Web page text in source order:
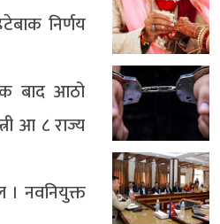
निर्णय
बाद आठो
आ ८ राज्य
। नवनियुक्त